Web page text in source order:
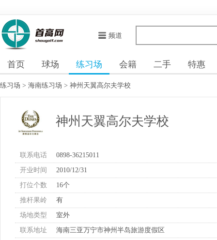
频道
首页 球场 练习场 会籍 二手 特惠
练习场 > 海南练习场 > 神州天翼高尔夫学校
神州天翼高尔夫学校
联系电话 0898-36215011
开业时间 2010/12/31
打位个数 16个
推杆果岭 有
场地类型 室外
联系地址 海南三亚万宁市神州半岛旅游度假区